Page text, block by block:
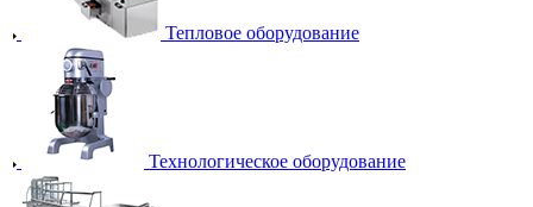
Тепловое оборудование
Технологическое оборудование